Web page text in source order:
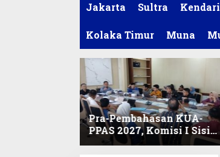
Jakarta Sultra Kendari
Kolaka Timur Muna
Pra-Pembahasan KUA-
PPAS 2027, Komisi I Sisir
Program Prioritas